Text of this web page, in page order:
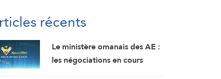
récents
Le ministère omanais des AE :
les négociations en cours